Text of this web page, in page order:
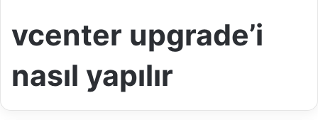
vcenter upgrade’i
nasıl yapılır